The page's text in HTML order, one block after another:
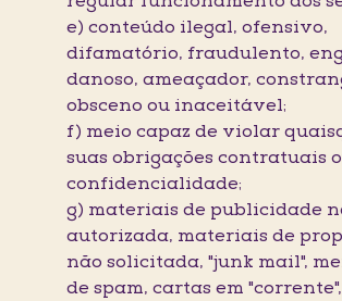
e) conteúdo ilegal, ofensivo,
difamatório, fraudulento,
danoso, ameaçador,
obsceno ou inaceitável;
f) meio capaz de violar
suas obrigações contratuais
confidencialidade;
g) materiais de publicidade
autorizada, materiais de
não solicitada, "junk mail",
de spam, cartas em